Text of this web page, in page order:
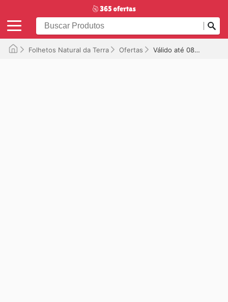
Folhetos Natural da Terra Ofertas Válido até 08/12/2025